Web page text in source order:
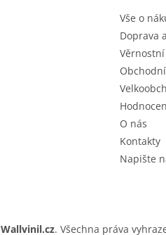
Vše o
Doprava
O nás
Kontakty
Napište
Wallvinil.cz. Všechna práva